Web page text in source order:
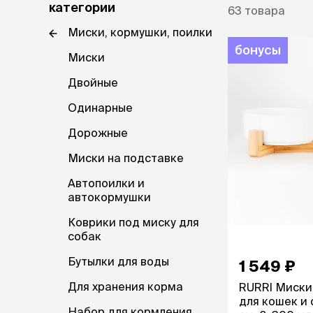
ветаптека
рептилии
ветцентры
Холистик
защита от
Ошейники
Шампуни
Древесный
категории
Миски, кормушки, поилки
Миски
Двойные
Одинарные
Дорожные
Миски на подставке
Автопоилки и
автокормушки
Коврики под миску для
собак
Бутылки для воды
Для хранения корма
63 товара
бонусы
1 549 ₽
RURRI
для кошек и